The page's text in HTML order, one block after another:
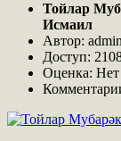
Тойлар
Исмаил
Автор:
Доступ:
Оценка: Нет